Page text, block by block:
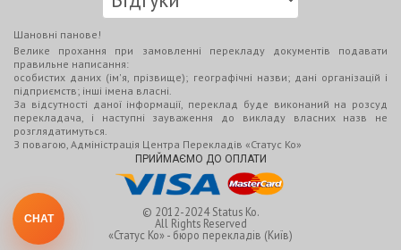
Шановні панове!
Велике прохання при замовленні перекладу документів подавати
правильне написання:
особистих даних (ім'я, прізвище); географічні назви; дані організацій і
підприємств; інші імена власні.
За відсутності даної інформації, переклад буде виконаний на розсуд
перекладача, і наступні зауваження до викладу власних назв не
розглядатимуться.
З повагою, Адміністрація Центра Перекладів «Статус Ко»
ПРИЙМАЄМО ДО ОПЛАТИ
© 2012-2024Status Ko.
All Rights Reserved
«Статус Ко» - бюро перекладів (Київ)
CHAT